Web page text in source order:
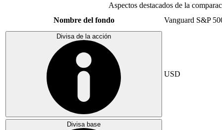
Aspectos destacados de la
Nombre del fondo
Vanguard S&P
Divisa de la acción
USD
Divisa base